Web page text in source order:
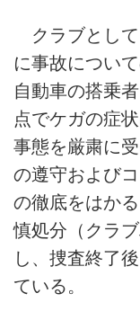
クラブとして
に事故につい
自動車の搭乗
点でケガの症
事態を厳粛に
の遵守および
の徹底をはか
慎処分（クラ
し、捜査終了
ている。